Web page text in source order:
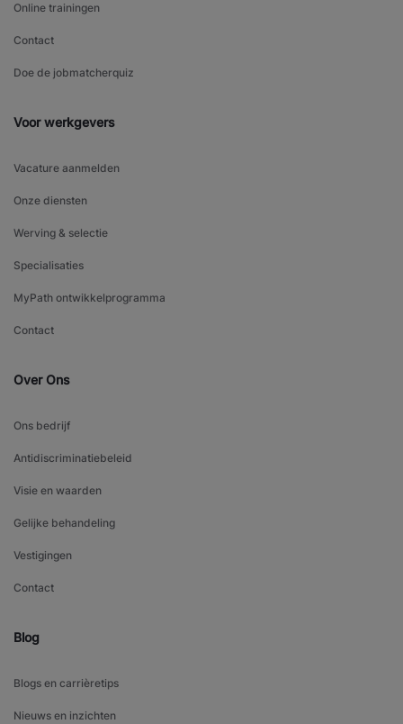
Online trainingen
Contact
Doe de jobmatcherquiz
Voor werkgevers
Vacature aanmelden
Onze diensten
Werving & selectie
Specialisaties
MyPath ontwikkelprogramma
Contact
Over Ons
Ons bedrijf
Antidiscriminatiebeleid
Visie en waarden
Gelijke behandeling
Vestigingen
Contact
Blog
Blogs en carrièretips
Nieuws en inzichten